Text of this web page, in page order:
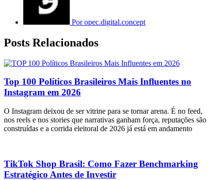
Poropec.digital.concept
Posts Relacionados
Top 100 Políticos Brasileiros Mais Influentes no
Instagram em 2026
O Instagram deixou de ser vitrine para se tornar arena. É no feed,
nos reels e nos stories que narrativas ganham força, reputações são
construídas e a corrida eleitoral de 2026 já está em andamento
TikTok Shop Brasil: Como Fazer Benchmarking
Estratégico Antes de Investir